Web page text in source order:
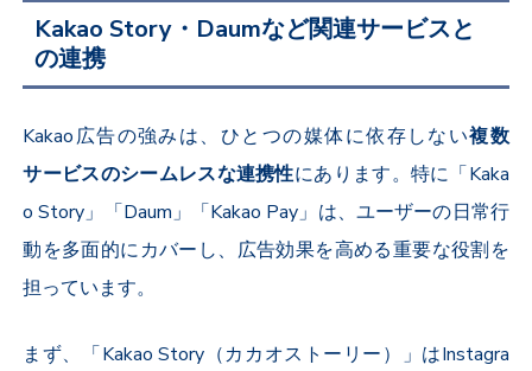
Kakao Story・Daumなど関連サービスと
の連携
Kakao広告の強みは、ひとつの媒体に依存しない複数
サービスのシームレスな連携性にあります。特に「Kaka
o Story」「Daum」「Kakao Pay」は、ユーザーの日常行
動を多面的にカバーし、広告効果を高める重要な役割を
担っています。
まず、「Kakao Story （カカオストーリー）」はInstagra